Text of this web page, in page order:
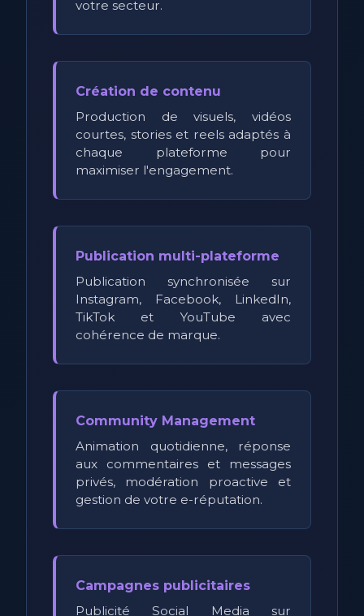
votre secteur.
Création de contenu
Production de visuels, vidéos
courtes, stories et reels adaptés à
chaque plateforme pour
maximiser l'engagement.
Publication multi-plateforme
Publication synchronisée sur
Instagram, Facebook, LinkedIn,
TikTok et YouTube avec
cohérence de marque.
Community Management
Animation quotidienne, réponse
aux commentaires et messages
privés, modération proactive et
gestion de votre e-réputation.
Campagnes publicitaires
Publicité Social Media sur